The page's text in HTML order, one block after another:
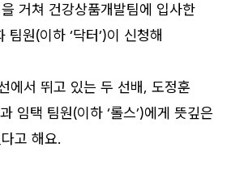
거쳐 건강상품개발팀에 입사한
원(이하 ‘닥터’)이 신청해
에서 뛰고 있는 두 선배, 도정훈
임택 팀원(이하 ‘롤스’)에게 뜻깊은
고 해요.